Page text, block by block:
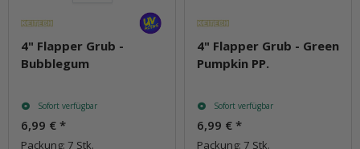
4" Flapper Grub -
Bubblegum
Sofort verfügbar
6,99 € *
Packung: 7 Stk.
4" Flapper Grub - Green
Pumpkin PP.
Sofort verfügbar
6,99 € *
Packung: 7 Stk.